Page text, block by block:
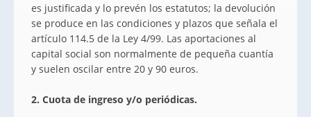
es justificada y lo prevén los estatutos; la devolución
se produce en las condiciones y plazos que señala el
artículo 114.5 de la Ley 4/99. Las aportaciones al
capital social son normalmente de pequeña cuantía
y suelen oscilar entre 20 y 90 euros.
2. Cuota de ingreso y/o periódicas.